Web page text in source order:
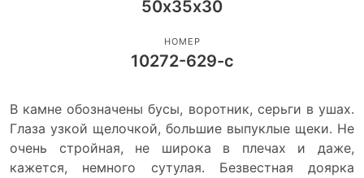
50х35х30
НОМЕР
10272-629-с
В камне обозначены бусы, воротник, серьги в ушах.
Глаза узкой щелочкой, большие выпуклые щеки. Не
очень стройная, не широка в плечах и даже,
кажется, немного сутулая. Безвестная доярка